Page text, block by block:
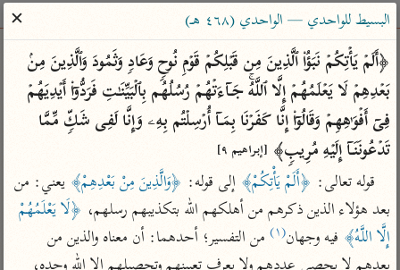
ساهم معنا في نشر القرآن والعلم الشرعي
الباحث القرآني
بحث تفسير علوم مصاحف معاجم
Type 2 or more characters for results.
Type 1 or more
characters for results.
أمّهات
تفسير الطبري
عامّة
فتح البيان للقنوجي
معاصرة
الميسر
البسيط للواحدي — الواحدي (٤٦٨ هـ)
✕
تَدۡعُونَنَاۤ إِلَیۡهِ مُرِیبࣲ﴾ [إبراهيم ٩]
قوله تعالى: ﴿أَلَمْ يَأْتِكُمْ﴾ إلى قوله: ﴿وَالَّذِينَ مِنْ بَعْدِهِمْ﴾
بعد هؤلاء الذين ذكرهم من أهلكهم الله بتكذيبهم رسلهم،
إِلَّا اللَّهُ﴾ فيه وجهان(١)